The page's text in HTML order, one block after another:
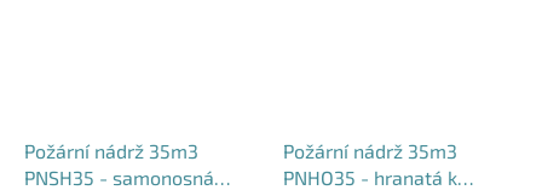
Požární nádrž 35m3
PNSH35 - samonosná
Požární nádrž 35m3
PNHO35 - hranatá k